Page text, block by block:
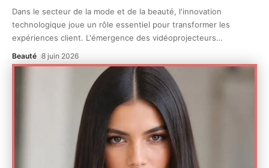
Dans le secteur de la mode et de la beauté, l'innovation
technologique joue un rôle essentiel pour transformer les
expériences client. L'émergence des vidéoprojecteurs…
Beauté 8 juin 2026